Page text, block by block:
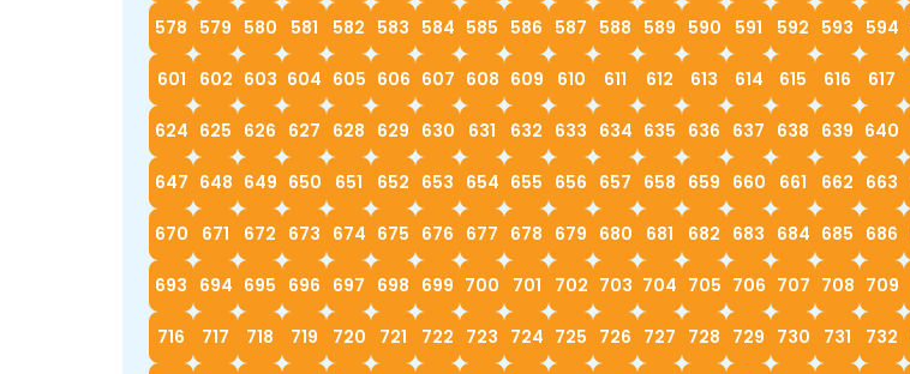
578 579 580 581 582 583 584 585 586 587 588 589 590 591 592 593 594
601 602 603 604 605 606 607 608 609 610 611 612 613 614 615 616 617
624 625 626 627 628 629 630 631 632 633 634 635 636 637 638 639 640
647 648 649 650 651 652 653 654 655 656 657 658 659 660 661 662 663
670 671 672 673 674 675 676 677 678 679 680 681 682 683 684 685 686
693 694 695 696 697 698 699 700 701 702 703 704 705 706 707 708 709
716 717 718 719 720 721 722 723 724 725 726 727 728 729 730 731 732